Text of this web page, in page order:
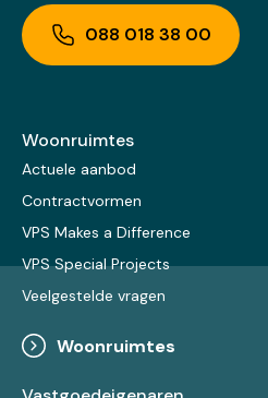
088 018 38 00
Woonruimtes
Actuele aanbod
Contractvormen
VPS Makes a Difference
VPS Special Projects
Veelgestelde vragen
Woonruimtes